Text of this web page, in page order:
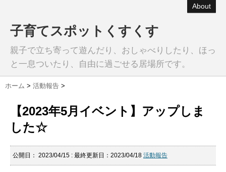
About
子育てスポットくすくす
親子で立ち寄って遊んだり、おしゃべりしたり、ほっ
と一息ついたり、自由に過ごせる居場所です。
ホーム > 活動報告 >
【2023年5月イベント】アップしま
した☆
公開日： 2023/04/15 : 最終更新日：2023/04/18 活動報告